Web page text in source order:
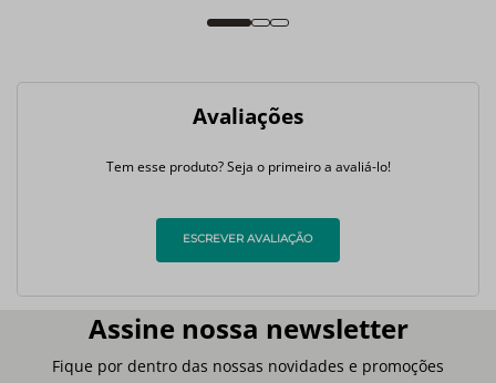
Avaliações
Tem esse produto? Seja o primeiro a avaliá-lo!
ESCREVER AVALIAÇÃO
Assine nossa newsletter
Fique por dentro das nossas novidades e promoções